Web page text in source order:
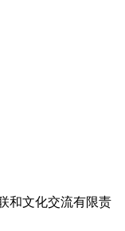
和文化交流有限责